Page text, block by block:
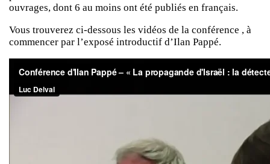
ouvrages, dont 6 au moins ont été publiés en français.
Vous trouverez ci-dessous les vidéos de la conférence , à
commencer par l’exposé introductif d’Ilan Pappé.